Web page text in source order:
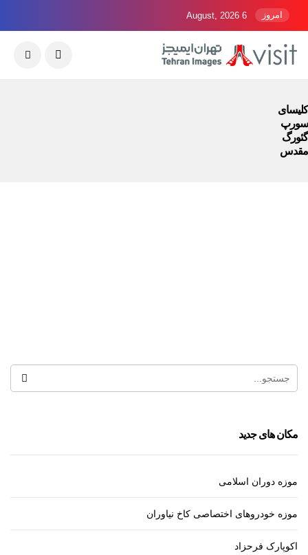
امروز 6 August, 2026
کلیسای
سورپ
گئورگ
مقدس
مکان های جدید
موزه دوران اسلامی
موزه خودروهای اختصاصی کاخ نیاوران
اکوپارک فرحزاد